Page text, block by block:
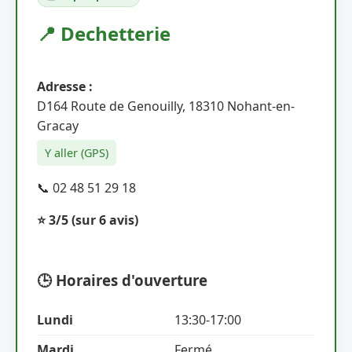
📍 Dechetterie
Adresse :
D164 Route de Genouilly, 18310 Nohant-en-
Gracay
Y aller (GPS)
📞 02 48 51 29 18
⭐ 3/5(sur 6 avis)
🕒 Horaires d'ouverture
Lundi
13:30-17:00